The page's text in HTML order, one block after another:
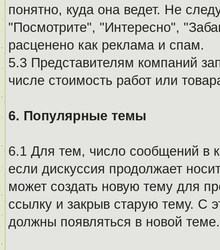
понятно, куда она ведет. Не
"Посмотрите", "Интересно",
расценено как реклама и спам.
5.3 Представителям компаний
числе стоимость работ или
6. Популярные темы
6.1 Для тем, число сообщений в
если дискуссия продолжает
может создать новую тему для
ссылку и закрыв старую тему. С
должны появляться в новой теме.